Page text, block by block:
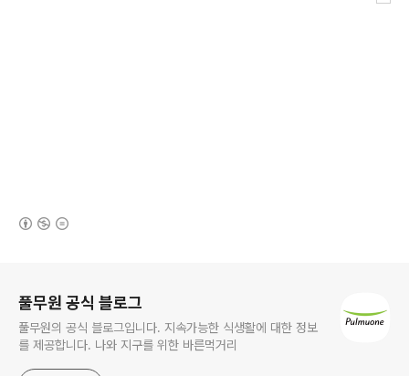
풀무원 공식 블로그
풀무원의 공식 블로그입니다. 지속가능한 식생활에 대한 정보
를 제공합니다. 나와 지구를 위한 바른먹거리